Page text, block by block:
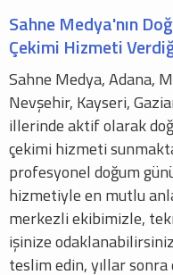
Sahne Medya'nın
Çekimi Hizmeti
Sahne Medya, Adana,
Nevşehir, Kayseri,
illerinde aktif olarak
çekimi hizmeti
profesyonel doğum
hizmetiyle en mutlu
merkezli ekibimizle,
işinize
teslim edin, yıllar sonra